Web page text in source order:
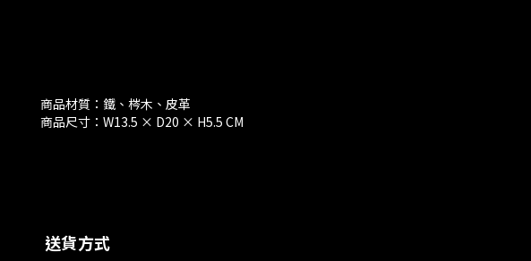
商品材質：鐵、梣木、皮革
商品尺寸：W13.5 × D20 × H5.5 CM
送貨方式